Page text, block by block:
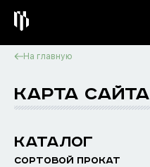
На главную
КАРТА САЙТА
КАТАЛОГ
СОРТОВОЙ ПРОКАТ